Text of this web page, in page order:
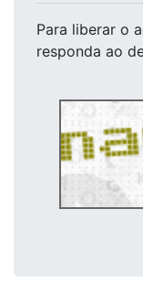
Para liberar o
responda ao